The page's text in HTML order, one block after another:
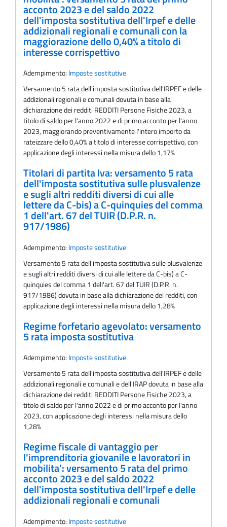
acconto 2023 e del saldo 2022
dell'imposta sostitutiva dell'Irpef e delle
addizionali regionali e comunali con la
maggiorazione dello 0,40% a titolo di
interesse corrispettivo
Adempimento: Imposte sostitutive
Versamento 5 rata dell'imposta sostitutiva dell'IRPEF e delle
addizionali regionali e comunali dovuta in base alla
dichiarazione dei redditi REDDITI Persone Fisiche 2023, a
titolo di saldo per l'anno 2022 e di primo acconto per l'anno
2023, maggiorando preventivamente l'intero importo da
rateizzare dello 0,40% a titolo di interesse corrispettivo, con
applicazione degli interessi nella misura dello 1,17%
Titolari di partita Iva: versamento 5 rata
dell'imposta sostitutiva sulle plusvalenze
e sugli altri redditi diversi di cui alle
lettere da C-bis) a C-quinquies del comma
1 dell'art. 67 del TUIR (D.P.R. n.
917/1986)
Adempimento: Imposte sostitutive
Versamento 5 rata dell'imposta sostitutiva sulle plusvalenze
e sugli altri redditi diversi di cui alle lettere da C-bis) a C-
quinquies del comma 1 dell'art. 67 del TUIR (D.P.R. n.
917/1986) dovuta in base alla dichiarazione dei redditi, con
applicazione degli interessi nella misura dello 1,28%
Regime forfetario agevolato: versamento
5 rata imposta sostitutiva
Adempimento: Imposte sostitutive
Versamento 5 rata dell'imposta sostitutiva dell'IRPEF e delle
addizionali regionali e comunali e dell'IRAP dovuta in base alla
dichiarazione dei redditi REDDITI Persone Fisiche 2023, a
titolo di saldo per l'anno 2022 e di primo acconto per l'anno
2023, con applicazione degli interessi nella misura dello
1,28%
Regime fiscale di vantaggio per
l'imprenditoria giovanile e lavoratori in
mobilita': versamento 5 rata del primo
acconto 2023 e del saldo 2022
dell'imposta sostitutiva dell'Irpef e delle
addizionali regionali e comunali
Adempimento: Imposte sostitutive